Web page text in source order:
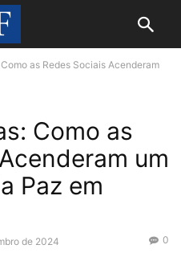
as Redes Sociais Acenderam
Como as
um
Paz em
de 2024 0